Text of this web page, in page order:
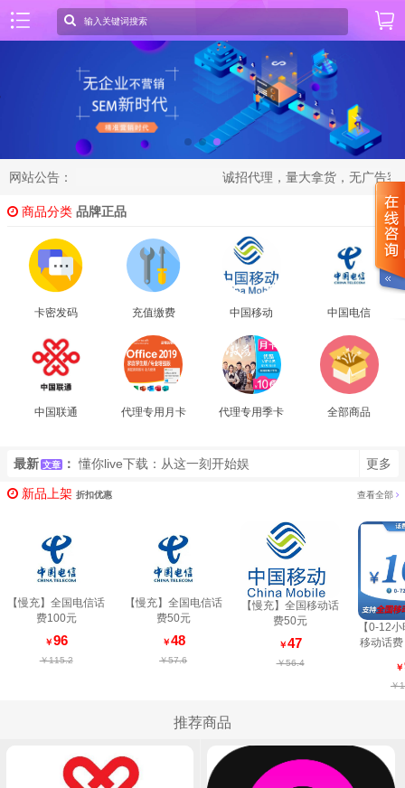
网站公告： 诚招代理，量大拿货，无广告客
商品分类 品牌正品
卡密发码 充值缴费 中国移动 中国电信
中国联通 代理专用月卡 代理专用季卡 全部商品
最新 文章 ： 懂你live下载：从这一刻开始娱
乐升级
更多
新品上架 折扣优惠 查看全部
【慢充】全国电信话
费100元
￥96
￥115.2
【慢充】全国电信话
费50元
￥48
￥57.6
【慢充】全国移动话
费50元
￥47
￥56.4
【0-12
移动话
￥
￥
推荐商品